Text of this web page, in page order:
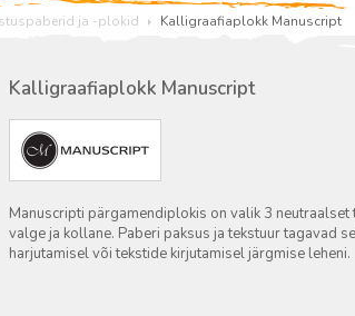
ja -plokid Kalligraafiaplokk Manuscript
Kalligraafiaplokk Manuscript
Manuscripti pärgamendiplokis on valik 3
valge ja kollane. Paberi paksus ja tekstuur tagavad
harjutamisel või tekstide kirjutamisel järgmise leheni.